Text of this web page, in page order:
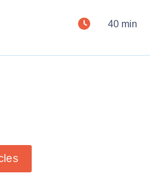
40 min